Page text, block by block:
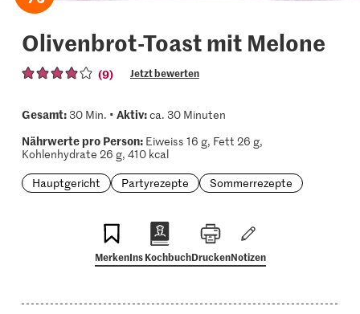
Olivenbrot-Toast mit Melone
(9) Jetzt bewerten
Gesamt:30 Min. • Aktiv:ca. 30 Minuten
Nährwerte pro Person:Eiweiss 16 g, Fett 26 g,
Kohlenhydrate 26 g, 410 kcal
Hauptgericht
Partyrezepte Sommerrezepte
MerkenIns KochbuchDruckenNotizen